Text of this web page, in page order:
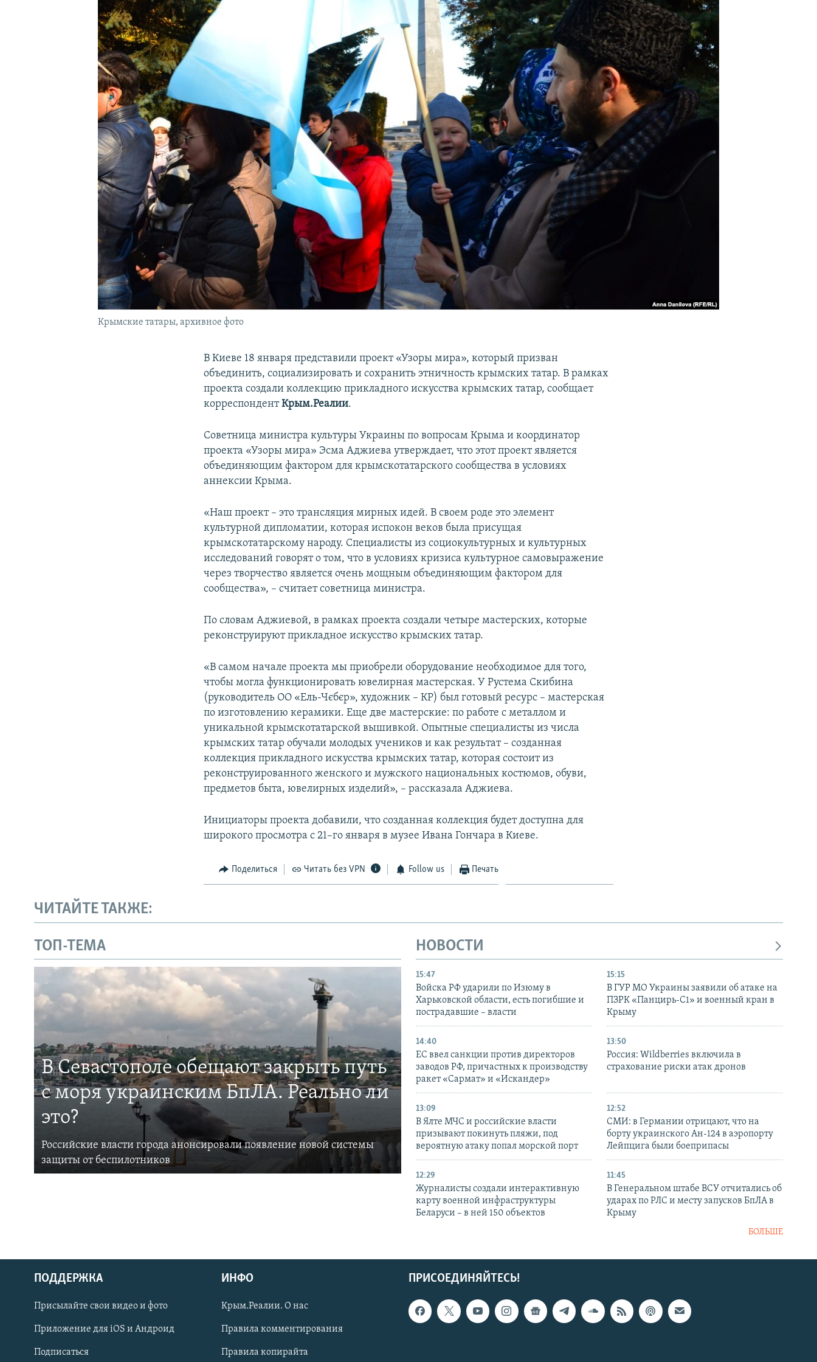
КРЫМ.НЕПОКОРЕННЫЙ
УКРАИНСКАЯ ПРОБЛЕМА КРЫМА
Українською
Qırımtatar
ПРИСОЕДИНЯЙТЕСЬ!
Крымские татары, архивное фото
В Киеве 18 января представили проект «Узоры мира», который призван
объединить, социализировать и сохранить этничность крымских татар. В рамках
проекта создали коллекцию прикладного искусства крымских татар, сообщает
корреспондентКрым.Реалии.
Советница министра культуры Украины по вопросам Крыма и координатор
проекта «Узоры мира» Эсма Аджиева утверждает, что этот проект является
объединяющим фактором для крымскотатарского сообщества в условиях
аннексии Крыма.
«Наш проект – это трансляция мирных идей. В своем роде это элемент
культурной дипломатии, которая испокон веков была присущая
крымскотатарскому народу. Специалисты из социокультурных и культурных
исследований говорят о том, что в условиях кризиса культурное самовыражение
через творчество является очень мощным объединяющим фактором для
сообщества», – считает советница министра.
По словам Аджиевой, в рамках проекта создали четыре мастерских, которые
реконструируют прикладное искусство крымских татар.
«В самом начале проекта мы приобрели оборудование необходимое для того,
чтобы могла функционировать ювелирная мастерская. У Рустема Скибина
(руководитель ОО «Ель-Чєбєр», художник – КР) был готовый ресурс – мастерская
по изготовлению керамики. Еще две мастерские: по работе с металлом и
уникальной крымскотатарской вышивкой. Опытные специалисты из числа
крымских татар обучали молодых учеников и как результат – созданная
коллекция прикладного искусства крымских татар, которая состоит из
реконструированного женского и мужского национальных костюмов, обуви,
предметов быта, ювелирных изделий», – рассказала Аджиева.
Инициаторы проекта добавили, что созданная коллекция будет доступна для
широкого просмотра с 21–го января в музее Ивана Гончара в Киеве.
Поделиться Читать без VPN Follow us Печать
ЧИТАЙТЕ ТАКЖЕ:
ТОП-ТЕМА
В Севастополе обещают закрыть путь
с моря украинским БпЛА. Реально ли
это?
Российские власти города анонсировали появление новой системы
защиты от беспилотников
НОВОСТИ
15:47
Войска РФ ударили по Изюму в
Харьковской области, есть погибшие и
пострадавшие – власти
15:15
В ГУР МО Украины заявили об атаке на
ПЗРК «Панцирь-С1» и военный кран в
Крыму
14:40
ЕС ввел санкции против директоров
заводов РФ, причастных к производству
ракет «Сармат» и «Искандер»
13:50
Россия: Wildberries включила в
страхование риски атак дронов
13:09
В Ялте МЧС и российские власти
призывают покинуть пляжи, под
вероятную атаку попал морской порт
12:52
СМИ: в Германии отрицают, что на
борту украинского Ан-124 в аэропорту
Лейпцига были боеприпасы
12:29
Журналисты создали интерактивную
карту военной инфраструктуры
Беларуси – в ней 150 объектов
11:45
В Генеральном штабе ВСУ отчитались об
ударах по РЛС и месту запусков БпЛА в
Крыму
БОЛЬШЕ
ПРИСОЕДИНЯЙТЕСЬ!
ПОДДЕРЖКА
Присылайте свои видео и фото
Приложение для iOS и Андроид
Подписаться
ИНФО
Крым.Реалии. О нас
Правила комментирования
Правила копирайта